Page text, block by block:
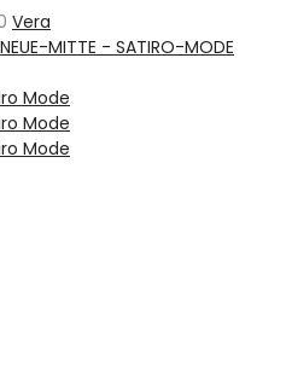
Vera
MITTE - SATIRO-MODE